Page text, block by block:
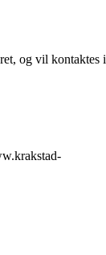
og vil kontaktes i